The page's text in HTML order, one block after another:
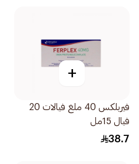
+
فيربلكس 40 ملغ فيالات 20
فيال 15مل
38.7